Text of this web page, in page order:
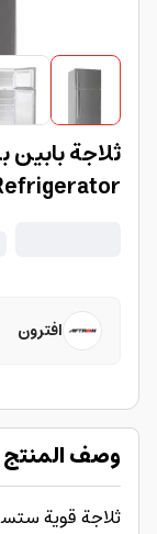
افترون
وصف المنتج
ثلاجة قوية